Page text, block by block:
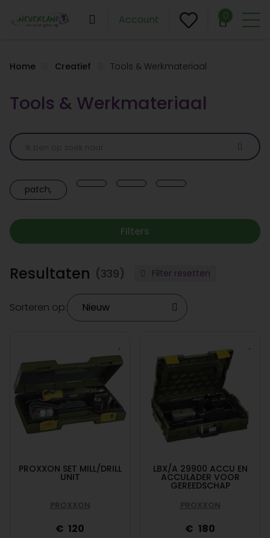
Account 0
Home Creatief Tools & Werkmateriaal
Tools & Werkmateriaal
patch,
Filters
Resultaten (339) Filter resetten
Sorteren op:
PROXXON SET MILL/DRILL
UNIT
PROXXON
120
LBX/A 29900 ACCU EN
ACCULADER VOOR
GEREEDSCHAP
PROXXON
180